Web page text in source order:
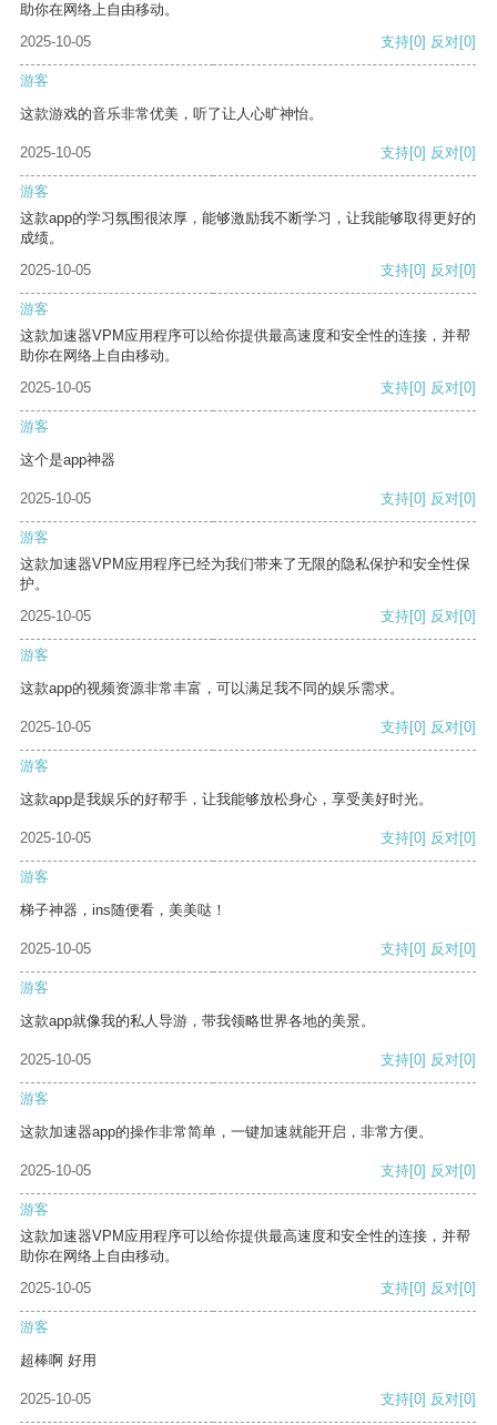
助你在网络上自由移动。
2025-10-05
支持[0] 反对[0]
游客
这款游戏的音乐非常优美，听了让人心旷神怡。
2025-10-05 支持[0] 反对[0]
游客
这款app的学习氛围很浓厚，能够激励我不断学习，让我能够取得更好的
成绩。
2025-10-05
支持[0] 反对[0]
游客
这款加速器VPM应用程序可以给你提供最高速度和安全性的连接，并帮
助你在网络上自由移动。
2025-10-05
支持[0] 反对[0]
游客
这个是app神器
2025-10-05 支持[0] 反对[0]
游客
这款加速器VPM应用程序已经为我们带来了无限的隐私保护和安全性保
护。
2025-10-05
支持[0] 反对[0]
游客
这款app的视频资源非常丰富，可以满足我不同的娱乐需求。
2025-10-05 支持[0] 反对[0]
游客
这款app是我娱乐的好帮手，让我能够放松身心，享受美好时光。
2025-10-05 支持[0] 反对[0]
游客
梯子神器，ins随便看，美美哒！
2025-10-05 支持[0] 反对[0]
游客
这款app就像我的私人导游，带我领略世界各地的美景。
2025-10-05 支持[0] 反对[0]
游客
这款加速器app的操作非常简单，一键加速就能开启，非常方便。
2025-10-05 支持[0] 反对[0]
游客
这款加速器VPM应用程序可以给你提供最高速度和安全性的连接，并帮
助你在网络上自由移动。
2025-10-05
支持[0] 反对[0]
游客
超棒啊 好用
2025-10-05 支持[0] 反对[0]